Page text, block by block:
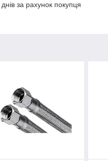
за рахунок покупця